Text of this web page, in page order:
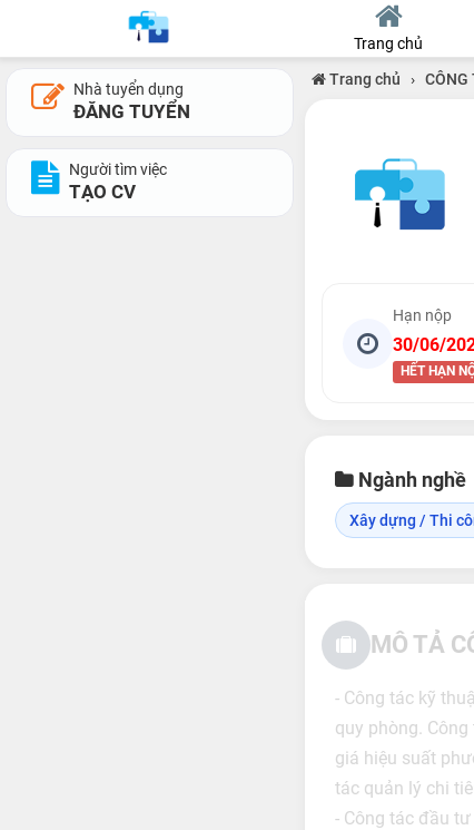
Trang chủ
Nhà tuyển dụng
ĐĂNG TUYỂN
Người tìm việc
TẠO CV
Trang chủ › CÔNG
Hạn nộp
30/06/
HẾT HẠN
Ngành nghề
Xây dựng / Thi
MÔ TẢ
- Công tác kỹ
quy phòng.
giá hiệu suất
tác quản lý chi
- Công tác đầu